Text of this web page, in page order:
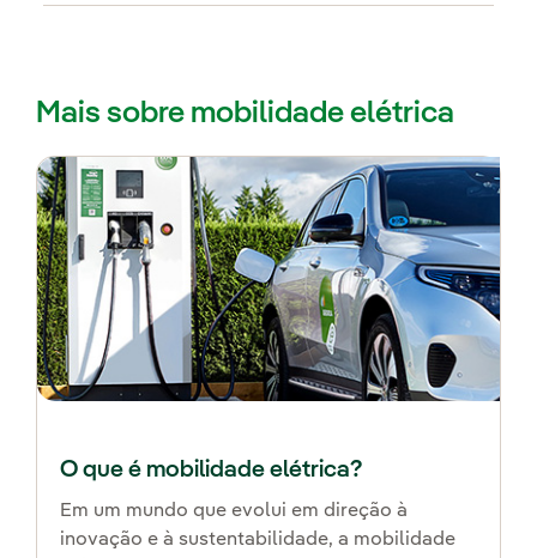
Mais sobre mobilidade elétrica
O que é mobilidade elétrica?
Em um mundo que evolui em direção à
inovação e à sustentabilidade, a mobilidade